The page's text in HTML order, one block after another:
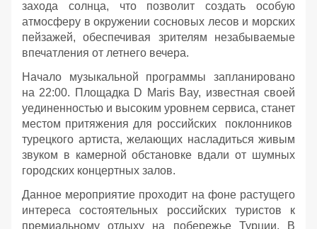
захода солнца, что позволит создать особую
атмосферу в окружении сосновых лесов и морских
пейзажей, обеспечивая зрителям незабываемые
впечатления от летнего вечера.
Начало музыкальной программы запланировано
на 22:00. Площадка D Maris Bay, известная своей
уединенностью и высоким уровнем сервиса, станет
местом притяжения для российских поклонников
турецкого артиста, желающих насладиться живым
звуком в камерной обстановке вдали от шумных
городских концертных залов.
Данное мероприятие проходит на фоне растущего
интереса состоятельных российских туристов к
премиальному отдыху на побережье Турции. В